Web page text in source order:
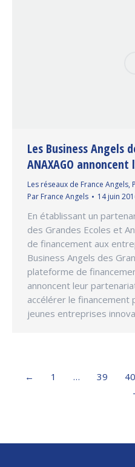
Les Business Angels
ANAXAGO
Les réseaux de France Angels,
Par France Angels 14 juin
En établissant un
des Grandes Ecoles et
de financement aux
Business Angels des
plateforme de
annoncent leur
accélérer le financement
jeunes entreprises
← 1 … 39 40